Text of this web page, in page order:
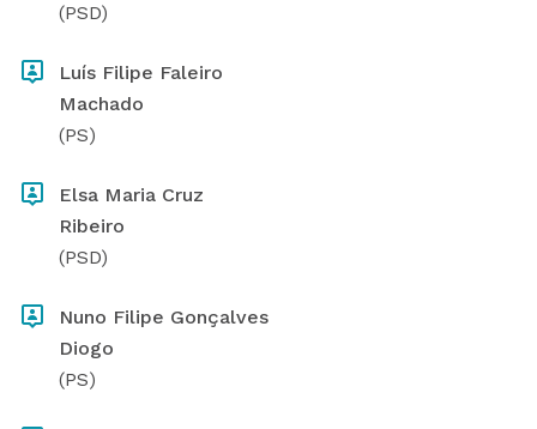
(PSD)
Luís Filipe Faleiro
Machado
(PS)
Elsa Maria Cruz
Ribeiro
(PSD)
Nuno Filipe Gonçalves
Diogo
(PS)